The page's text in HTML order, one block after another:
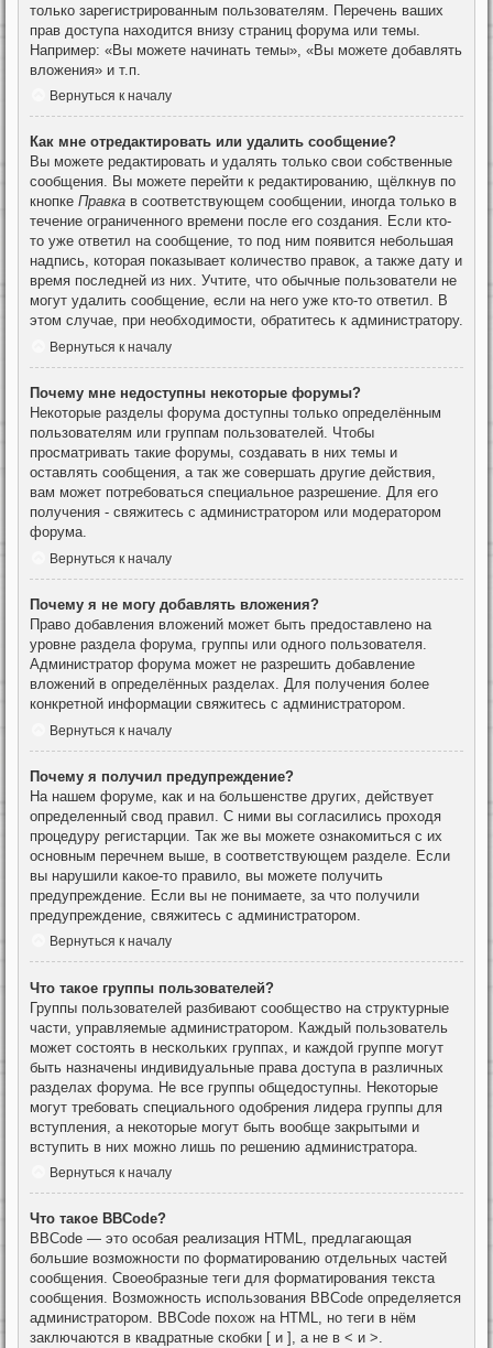
только зарегистрированным пользователям. Перечень ваших
прав доступа находится внизу страниц форума или темы.
Например: «Вы можете начинать темы», «Вы можете добавлять
вложения» и т.п.
Вернуться к началу
Как мне отредактировать или удалить сообщение?
Вы можете редактировать и удалять только свои собственные
сообщения. Вы можете перейти к редактированию, щёлкнув по
кнопке Правка в соответствующем сообщении, иногда только в
течение ограниченного времени после его создания. Если кто-
то уже ответил на сообщение, то под ним появится небольшая
надпись, которая показывает количество правок, а также дату и
время последней из них. Учтите, что обычные пользователи не
могут удалить сообщение, если на него уже кто-то ответил. В
этом случае, при необходимости, обратитесь к администратору.
Вернуться к началу
Почему мне недоступны некоторые форумы?
Некоторые разделы форума доступны только определённым
пользователям или группам пользователей. Чтобы
просматривать такие форумы, создавать в них темы и
оставлять сообщения, а так же совершать другие действия,
вам может потребоваться специальное разрешение. Для его
получения - свяжитесь с администратором или модератором
форума.
Вернуться к началу
Почему я не могу добавлять вложения?
Право добавления вложений может быть предоставлено на
уровне раздела форума, группы или одного пользователя.
Администратор форума может не разрешить добавление
вложений в определённых разделах. Для получения более
конкретной информации свяжитесь с администратором.
Вернуться к началу
Почему я получил предупреждение?
На нашем форуме, как и на большенстве других, действует
определенный свод правил. С ними вы согласились проходя
процедуру регистарции. Так же вы можете ознакомиться с их
основным перечнем выше, в соответствующем разделе. Если
вы нарушили какое-то правило, вы можете получить
предупреждение. Если вы не понимаете, за что получили
предупреждение, свяжитесь с администратором.
Вернуться к началу
Что такое группы пользователей?
Группы пользователей разбивают сообщество на структурные
части, управляемые администратором. Каждый пользователь
может состоять в нескольких группах, и каждой группе могут
быть назначены индивидуальные права доступа в различных
разделах форума. Не все группы общедоступны. Некоторые
могут требовать специального одобрения лидера группы для
вступления, а некоторые могут быть вообще закрытыми и
вступить в них можно лишь по решению администратора.
Вернуться к началу
Что такое BBCode?
BBCode — это особая реализация HTML, предлагающая
большие возможности по форматированию отдельных частей
сообщения. Своеобразные теги для форматирования текста
сообщения. Возможность использования BBCode определяется
администратором. BBCode похож на HTML, но теги в нём
заключаются в квадратные скобки [ и ], а не в < и >.